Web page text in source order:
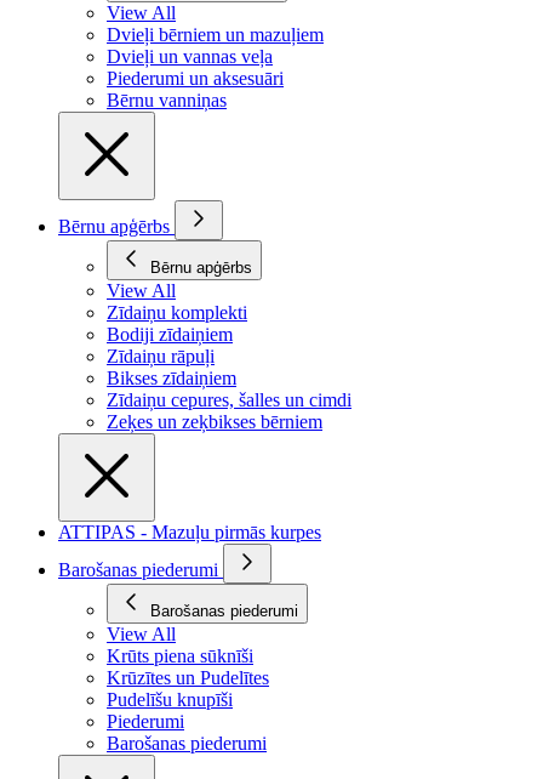
View All
Dvieļi bērniem un mazuļiem
Dvieļi un vannas veļa
Piederumi un aksesuāri
Bērnu vanniņas
Bērnu apģērbs
Bērnu apģērbs
View All
Zīdaiņu komplekti
Bodiji zīdaiņiem
Zīdaiņu rāpuļi
Bikses zīdaiņiem
Zīdaiņu cepures, šalles un cimdi
Zeķes un zeķbikses bērniem
ATTIPAS - Mazuļu pirmās kurpes
Barošanas piederumi
Barošanas piederumi
View All
Krūts piena sūknīši
Krūzītes un Pudelītes
Pudelīšu knupīši
Piederumi
Barošanas piederumi